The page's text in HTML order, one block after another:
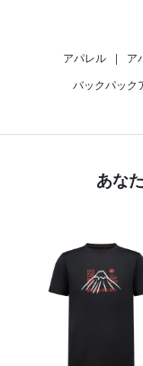
アパレル | ア
バックパック
あな